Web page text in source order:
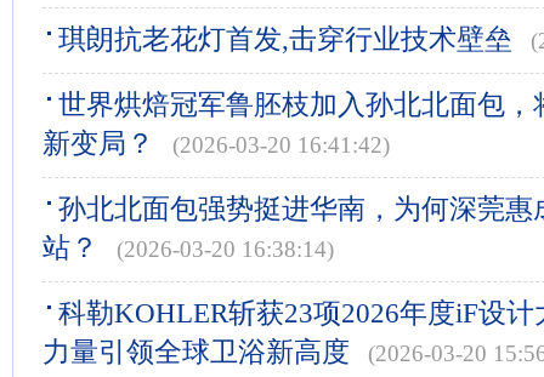
琪朗抗老花灯首发,击穿行业技术壁垒
世界烘焙冠军鲁胚枝加入孙北北面包，
新变局？
(2026-03-20 16:41:42)
孙北北面包强势挺进华南，为何深莞惠
站？
(2026-03-20 16:38:14)
科勒KOHLER斩获23项2026年度iF设
力量引领全球卫浴新高度
(2026-03-20